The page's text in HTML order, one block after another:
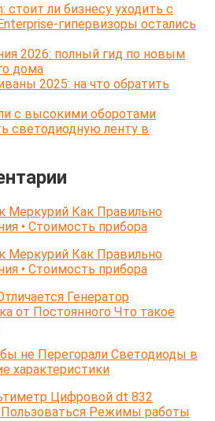
стоит ли бизнесу уходить с
гипервизоры остались
2026: полный гид по новым
дома
2025: на что обратить
с высокими оборотами
светодиодную ленту в
Меркурий Как Правильно
• Стоимость прибора
Меркурий Как Правильно
• Стоимость прибора
Генератор
от Постоянного Что такое
не Перегорали Светодиоды в
характеристики
Цифровой dt 832
Пользоваться Режимы работы